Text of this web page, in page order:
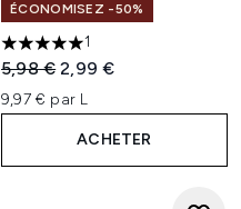
ÉCONOMISEZ -50%
5 étoiles sur un maximum de
1
Prix de vente :
5,98 €Prix ​​actuel :
2,99 €
9,97 € par L
ACHETER